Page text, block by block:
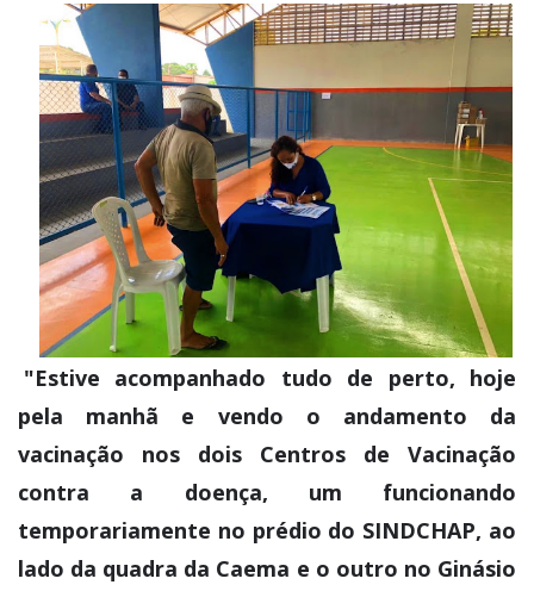
"Estive acompanhado tudo de perto, hoje
pela manhã e vendo o andamento da
vacinação nos dois Centros de Vacinação
contra a doença, um funcionando
temporariamente no prédio do SINDCHAP, ao
lado da quadra da Caema e o outro no Ginásio